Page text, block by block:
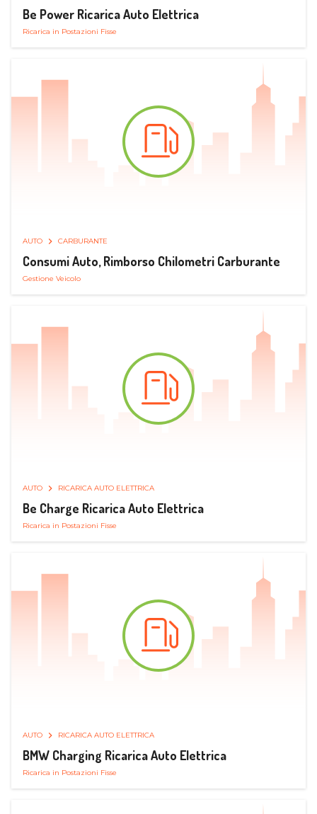
Be Power Ricarica Auto Elettrica
Ricarica in Postazioni Fisse
AUTO CARBURANTE
Consumi Auto, Rimborso Chilometri Carburante
Gestione Veicolo
AUTO RICARICA AUTO ELETTRICA
Be Charge Ricarica Auto Elettrica
Ricarica in Postazioni Fisse
AUTO RICARICA AUTO ELETTRICA
BMW Charging Ricarica Auto Elettrica
Ricarica in Postazioni Fisse